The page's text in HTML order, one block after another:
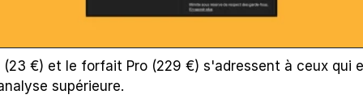
€) et le forfait Pro (229 €) s'adressent à ceux qui
supérieure.